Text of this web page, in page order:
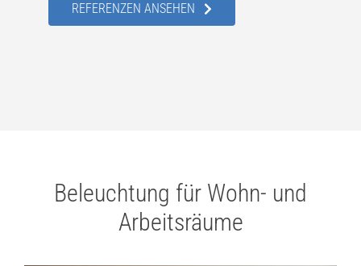
REFERENZEN ANSEHEN
Beleuchtung für Wohn- und
Arbeitsräume